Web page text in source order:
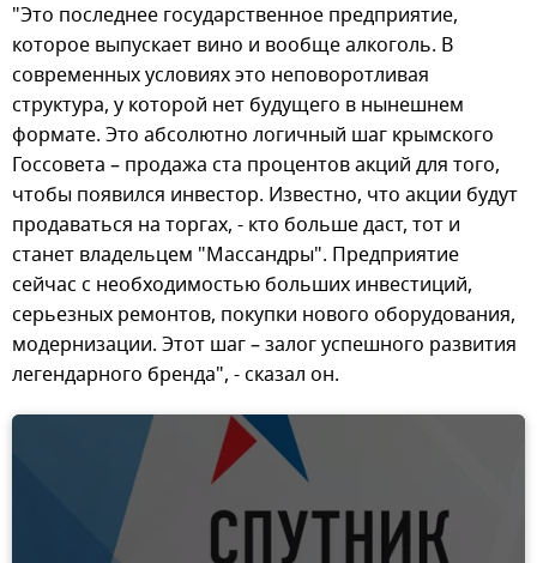
"Это последнее государственное предприятие,
которое выпускает вино и вообще алкоголь. В
современных условиях это неповоротливая
структура, у которой нет будущего в нынешнем
формате. Это абсолютно логичный шаг крымского
Госсовета – продажа ста процентов акций для того,
чтобы появился инвестор. Известно, что акции будут
продаваться на торгах, - кто больше даст, тот и
станет владельцем "Массандры". Предприятие
сейчас с необходимостью больших инвестиций,
серьезных ремонтов, покупки нового оборудования,
модернизации. Этот шаг – залог успешного развития
легендарного бренда", - сказал он.